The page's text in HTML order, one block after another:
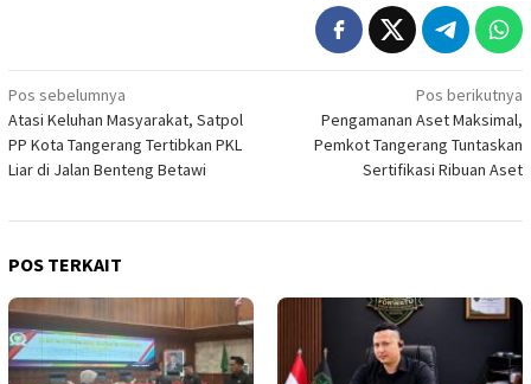
Navigasi
pos
Pos sebelumnya
Atasi Keluhan Masyarakat, Satpol
PP Kota Tangerang Tertibkan PKL
Liar di Jalan Benteng Betawi
Pos berikutnya
Pengamanan Aset Maksimal,
Pemkot Tangerang Tuntaskan
Sertifikasi Ribuan Aset
POS TERKAIT